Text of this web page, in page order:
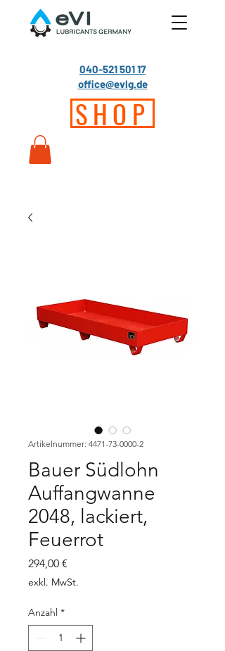
040-521 501 17
office@evlg.de
SHOP
Artikelnummer: 4471-73-0000-2
Bauer Südlohn
Auffangwanne
2048, lackiert,
Feuerrot
294,00 €
exkl. MwSt.
Anzahl *